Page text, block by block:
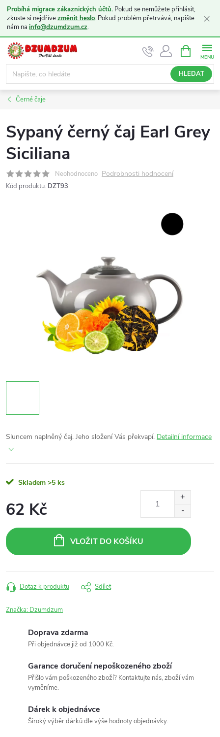
Probíhá migrace zákaznických účtů. Pokud se nemůžete přihlásit,
zkuste si nejdřívezměnit heslo. Pokud problém přetrvává, napište
nám na info@dzumdzum.cz.
×
Přejít
obsah
HLEDAT
NÁKUPNÍ
KOŠÍK
Černé čaje
Sypaný černý čaj Earl Grey
Siciliana
Neohodnoceno Podrobnosti hodnocení
Kód produktu: DZT93
Sluncem naplněný čaj. Jeho složení Vás překvapí. Detailní informace
Skladem >5 ks
62 Kč
cena:
VLOŽIT DO KOŠÍKU
Dotaz k produktu Sdílet
Značka: Dzumdzum
Doprava zdarma
Při objednávce již od 1000 Kč.
Garance doručení nepoškozeného zboží
Přišlo vám poškozeného zboží? Kontaktujte nás, zboží vám
vyměníme.
Dárek k objednávce
Široký výběr dárků dle výše hodnoty objednávky.